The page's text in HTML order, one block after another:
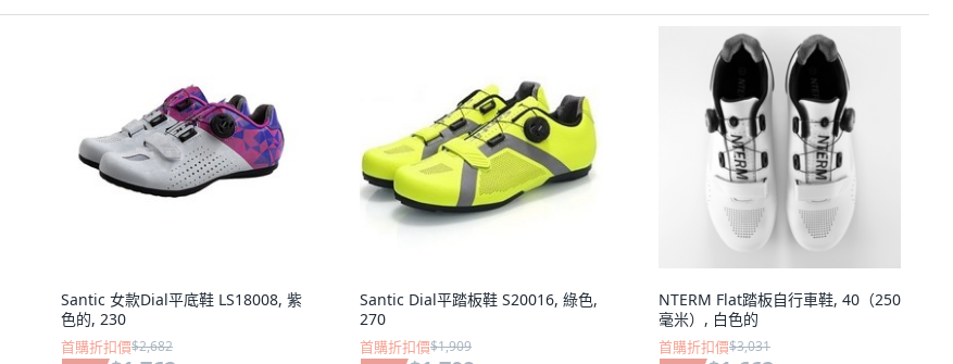
Santic 女款Dial平底鞋 LS18008, 紫
色的, 230
首購折扣價$2,682
Santic Dial平踏板鞋 S20016, 綠色,
270
首購折扣價$1,909
NTERM Flat踏板自行車鞋, 40（250
毫米）, 白色的
首購折扣價$3,031